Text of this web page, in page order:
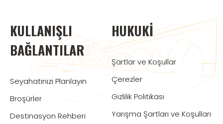
KULLANIŞLI
BAĞLANTILAR
Seyahatinizi Planlayın
Broşürler
Destinasyon Rehberi
HUKUKI
Şartlar ve Koşullar
Çerezler
Gizlilik Politikası
Yarışma Şartları ve Koşulları